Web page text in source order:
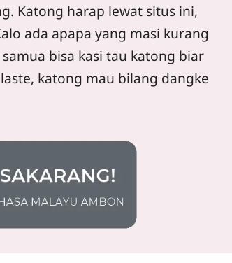
Katong harap lewat situs ini,
ada apapa yang masi kurang
bisa kasi tau katong biar
katong mau bilang dangke